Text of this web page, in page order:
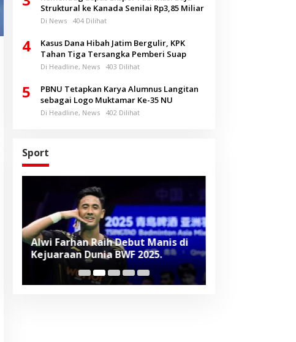
Struktural ke Kanada Senilai Rp3,85 Miliar
Di News 404 Dilihat
4
Kasus Dana Hibah Jatim Bergulir, KPK
Tahan Tiga Tersangka Pemberi Suap
Di Headline, News 403 Dilihat
5
PBNU Tetapkan Karya Alumnus Langitan
sebagai Logo Muktamar Ke-35 NU
Di Headline, News 402 Dilihat
Sport
Alwi Farhan Raih Debut Manis di
Kejuaraan Dunia BWF 2025.